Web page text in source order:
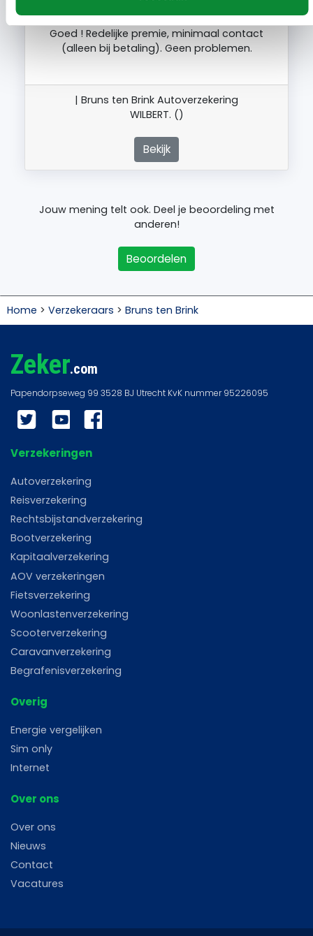
Goed ! Redelijke premie, minimaal contact
(alleen bij betaling). Geen problemen.
| Bruns ten Brink Autoverzekering
WILBERT. ()
Bekijk
Jouw mening telt ook. Deel je beoordeling met
anderen!
Beoordelen
Home > Verzekeraars > Bruns ten Brink
Zeker.com
Twitter YouTube
Verzekeringen
Autoverzekering
Reisverzekering
Rechtsbijstandverzekering
Bootverzekering
Kapitaalverzekering
AOV verzekeringen
Fietsverzekering
Woonlastenverzekering
Scooterverzekering
Caravanverzekering
Begrafenisverzekering
Overig
Energie vergelijken
Sim only
Internet
Over ons
Over ons
Nieuws
Contact
Vacatures